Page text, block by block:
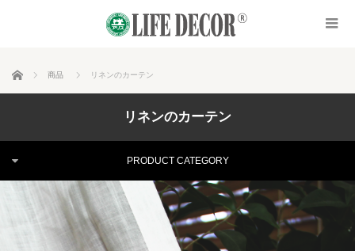
ホーム 商品 リネンのカーテン
リネンのカーテン
PRODUCT CATEGORY